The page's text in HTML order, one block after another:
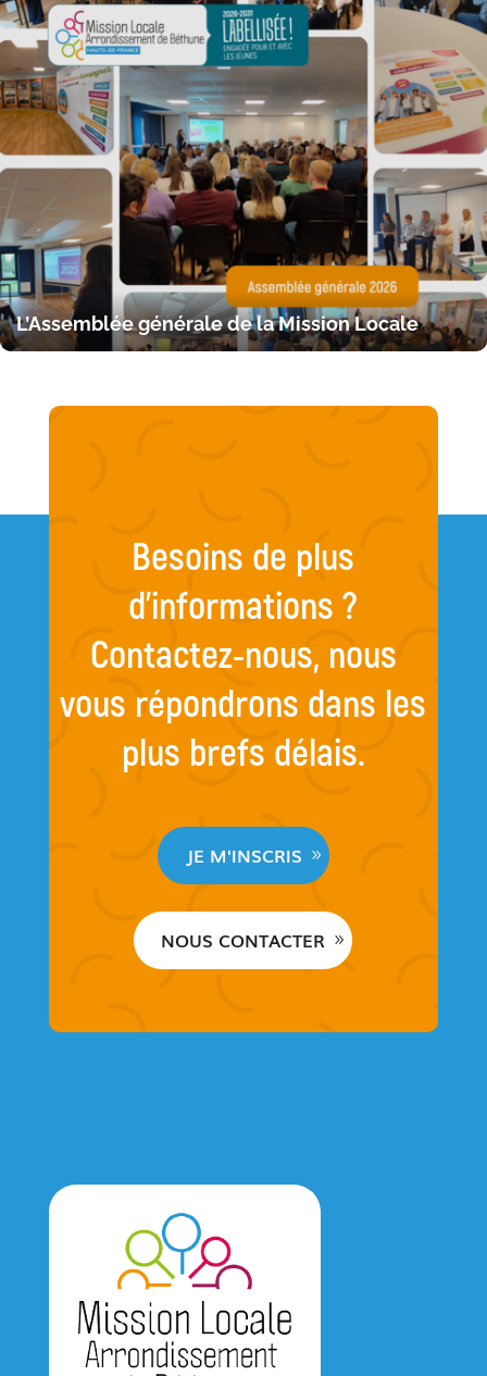
L’Assemblée générale de la Mission Locale
Besoins de plus
d’informations ?
Contactez-nous, nous
vous répondrons dans les
plus brefs délais.
JE M'INSCRIS
NOUS CONTACTER